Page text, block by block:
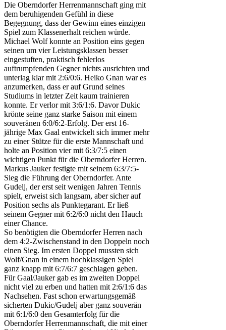
Die Oberndorfer Herrenmannschaft ging mit
dem beruhigenden Gefühl in diese
Begegnung, dass der Gewinn eines einzigen
Spiel zum Klassenerhalt reichen würde.
Michael Wolf konnte an Position eins gegen
seinen um vier Leistungsklassen besser
eingestuften, praktisch fehlerlos
auftrumpfenden Gegner nichts ausrichten und
unterlag klar mit 2:6/0:6. Heiko Gnan war es
anzumerken, dass er auf Grund seines
Studiums in letzter Zeit kaum trainieren
konnte. Er verlor mit 3:6/1:6. Davor Dukic
krönte seine ganz starke Saison mit einem
souveränen 6:0/6:2-Erfolg. Der erst 16-
jährige Max Gaal entwickelt sich immer mehr
zu einer Stütze für die erste Mannschaft und
holte an Position vier mit 6:3/7:5 einen
wichtigen Punkt für die Oberndorfer Herren.
Markus Jauker festigte mit seinem 6:3/7:5-
Sieg die Führung der Oberndorfer. Ante
Gudelj, der erst seit wenigen Jahren Tennis
spielt, erweist sich langsam, aber sicher auf
Position sechs als Punktegarant. Er ließ
seinem Gegner mit 6:2/6:0 nicht den Hauch
einer Chance.
So benötigten die Oberndorfer Herren nach
dem 4:2-Zwischenstand in den Doppeln noch
einen Sieg. Im ersten Doppel mussten sich
Wolf/Gnan in einem hochklassigen Spiel
ganz knapp mit 6:7/6:7 geschlagen geben.
Für Gaal/Jauker gab es im zweiten Doppel
nicht viel zu erben und hatten mit 2:6/1:6 das
Nachsehen. Fast schon erwartungsgemäß
sicherten Dukic/Gudelj aber ganz souverän
mit 6:1/6:0 den Gesamterfolg für die
Oberndorfer Herrenmannschaft, die mit einer